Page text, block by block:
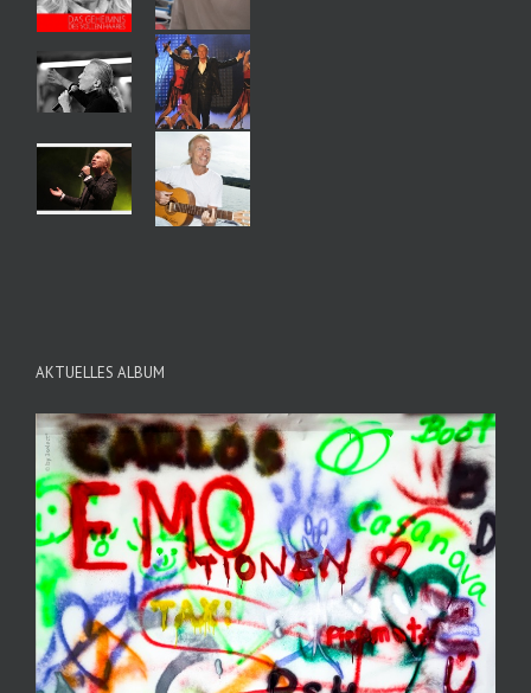
AKTUELLES ALBUM